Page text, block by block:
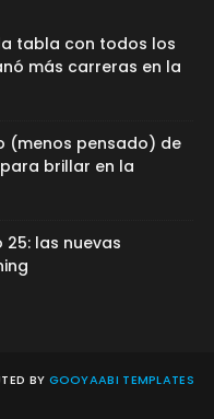
tabla con todos los
más carreras en la
(menos pensado) de
brillar en la
las nuevas
BY GOOYAABI TEMPLATES